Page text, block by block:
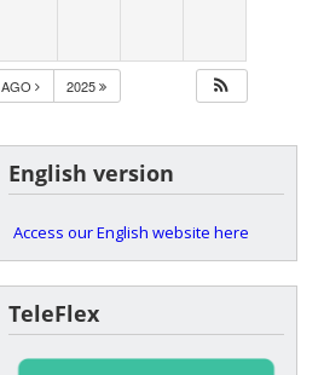
AGO 2025
English version
Access our English website here
TeleFlex